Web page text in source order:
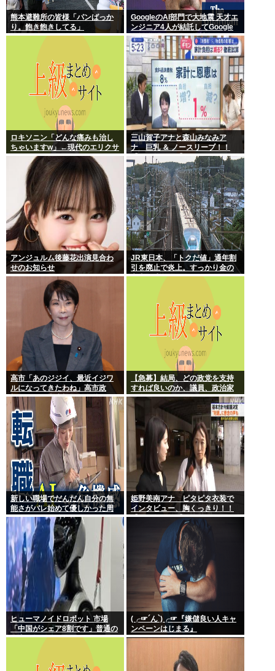
熊本避難所の皆様「パンばっか
り。飽き飽きしてる」
GoogleのAI部門で大地震 天才エ
ンジニア4人が結託してGoogle
を離脱 遅れを取るAI競争さらに
苦しく 株価に影響大
ロキソニン「どんな痛みも治し
ちゃいますw」←現代のエリクサ
ーやろ…
三山賀子アナと森山みなみア
ナ 巨乳 ＆ ノースリーブ！！
【GIF動画あり】
アンジュルム後藤花出演見合わ
せのお知らせ
JR東日本、「トクだ値」通年割
引を廃止で炎上。すっかり金の
亡者と成り下がったな
高市「あのジジイ、最近イジワ
ルになってきたわね」高市政
権、ついに麻生切り！嫌儲はど
っちにつくの
【急募】結局、どの政党を支持
すれば良いのか、議員、政治家
は全員悪か
新しい職場でだんだん自分の無
能さがバレ始めて優しかった周
りの人たちが徐々に冷たくなっ
ていく時ってゾクゾクするよな
姫野美南アナ ピタピタ衣装で
インタビュー、胸くっきり！！
【GIF動画あり】
ヒューマノイドロボット 市場
「中国がシェア8割です」普通の
日本人怒りのフェイクニュース
(╭☞´ん`)╭☞『嫌儲良い人キャ
ンペーンはじまる』